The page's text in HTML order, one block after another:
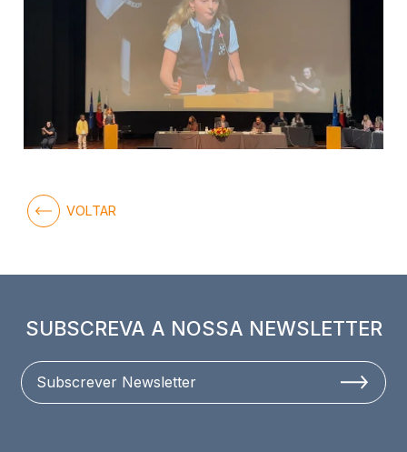
VOLTAR
SUBSCREVA A NOSSA NEWSLETTER
Subscrever Newsletter